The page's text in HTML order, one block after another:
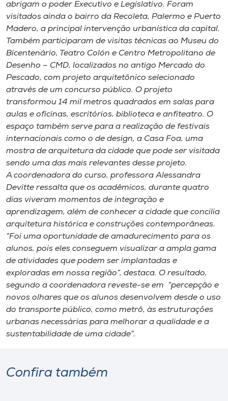
Rádio
Museu
Unoesc
Store
Selecione
o idioma
abrigam o poder Executivo e Legislativo. Foram
visitados ainda o bairro da Recoleta, Palermo e Puerto
Madero, a principal intervenção urbanística da capital.
Também participaram de visitas técnicas ao Museu do
Bicentenário, Teatro Colón e Centro Metropolitano de
Desenho – CMD, localizados no antigo Mercado do
Pescado, com projeto arquitetônico selecionado
através de um concurso público. O projeto
transformou 14 mil metros quadrados em salas para
aulas e oficinas, escritórios, biblioteca e anfiteatro. O
espaço também serve para a realização de festivais
internacionais como o de design, a Casa Foa, uma
mostra de arquitetura da cidade que pode ser visitada
sendo uma das mais relevantes desse projeto.
A coordenadora do curso, professora Alessandra
Devitte ressalta que os acadêmicos, durante quatro
dias viveram momentos de integração e
aprendizagem, além de conhecer a cidade que concilia
arquitetura histórica e construções contemporâneas.
“Foi uma oportunidade de amadurecimento para os
alunos, pois eles conseguem visualizar a ampla gama
de atividades que podem ser implantadas e
exploradas em nossa região”, destaca. O resultado,
segundo a coordenadora reveste-se em “percepção e
novos olhares que os alunos desenvolvem desde o uso
do transporte público, como metrô, às estruturações
urbanas necessárias para melhorar a qualidade e a
sustentabilidade de uma cidade”.
Confira também